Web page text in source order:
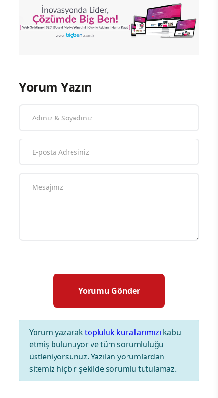
Yorum Yazın
Yorum yazaraktopluluk kurallarımızı kabul
etmiş bulunuyor ve tüm sorumluluğu
üstleniyorsunuz. Yazılan yorumlardan
sitemiz hiçbir şekilde sorumlu tutulamaz.